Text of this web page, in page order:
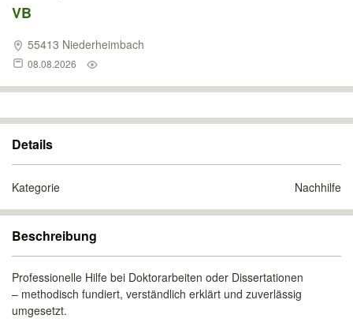
VB
55413 Niederheimbach
08.08.2026
Details
Kategorie Nachhilfe
Beschreibung
Professionelle Hilfe bei Doktorarbeiten oder Dissertationen
– methodisch fundiert, verständlich erklärt und zuverlässig
umgesetzt.